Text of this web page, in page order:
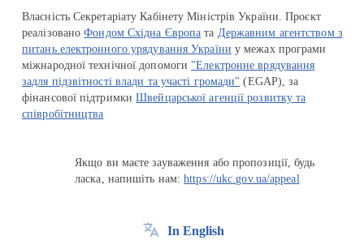
Власність Секретаріату Кабінету Міністрів України. Проєкт
реалізованоФондом Східна Європа та Державним агентством з
питань електронного урядування України у межах програми
міжнародної технічної допомоги "Електронне врядування
задля підзвітності влади та участі громади" (EGAP), за
фінансової підтримкиШвейцарської агенції розвитку та
співробітництва
Якщо ви маєте зауваження або пропозиції, будь
ласка, напишіть нам:https://ukc.gov.ua/appeal
In English